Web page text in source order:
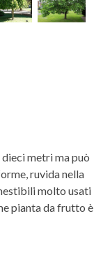
metri ma può
ruvida nella
molto usati
pianta da frutto è